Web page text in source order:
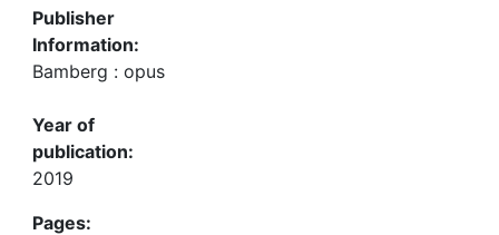
Publisher
Information:
Bamberg : opus
Year of
publication:
2019
Pages: